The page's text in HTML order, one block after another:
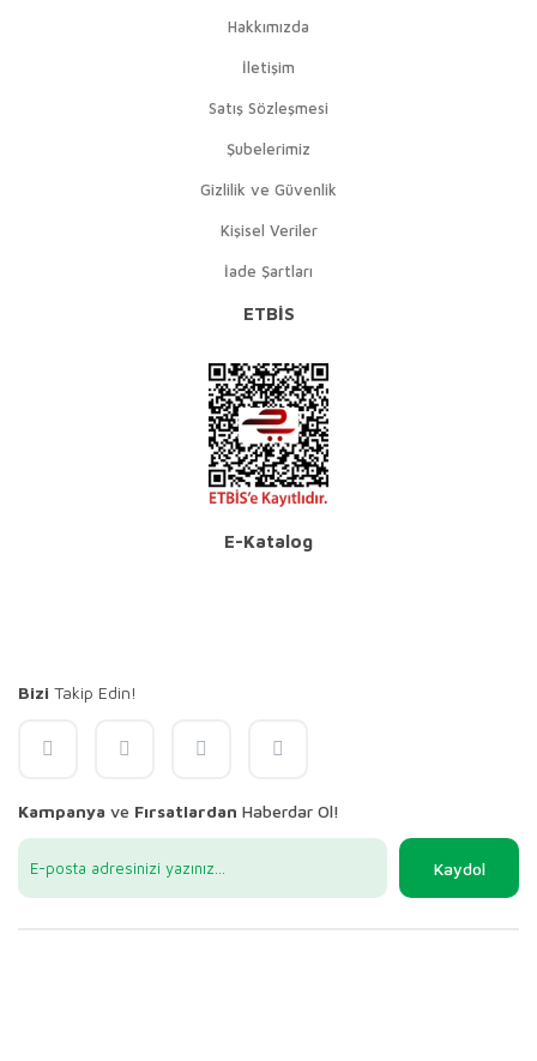
Hakkımızda
İletişim
Satış Sözleşmesi
Şubelerimiz
Gizlilik ve Güvenlik
Kişisel Veriler
İade Şartları
ETBİS
E-Katalog
Bizi Takip Edin!
Kampanya ve Fırsatlardan Haberdar Ol!
Kaydol